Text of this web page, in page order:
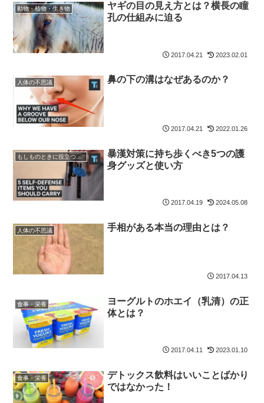
動物・植物・生き物
ヤギの目の見え方とは？横長の瞳
孔の仕組みに迫る
2017.04.21 2023.02.01
人体の不思議 鼻の下の溝はなぜあるのか？
2017.04.21 2022.01.26
もしものときに役立つ知識
暴漢対策に持ち歩くべき5つの護
身グッズと使い方
2017.04.19 2024.05.08
人体の不思議 手相がある本当の理由とは？
2017.04.13
食事・栄養
ヨーグルトのホエイ（乳清）の正
体とは？
2017.04.11 2023.01.10
食事・栄養
デトックス飲料はいいことばかり
ではなかった！